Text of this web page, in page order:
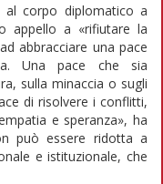
al corpo diplomatico a
appello a «rifiutare la
abbracciare una pace
Una pace che sia
sulla minaccia o sugli
di risolvere i conflitti,
e speranza», ha
può essere ridotta a
e istituzionale, che